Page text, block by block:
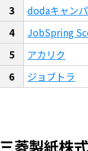
dodaキャン
JobSpring
アカリク
ジョブトラ
三菱製紙株